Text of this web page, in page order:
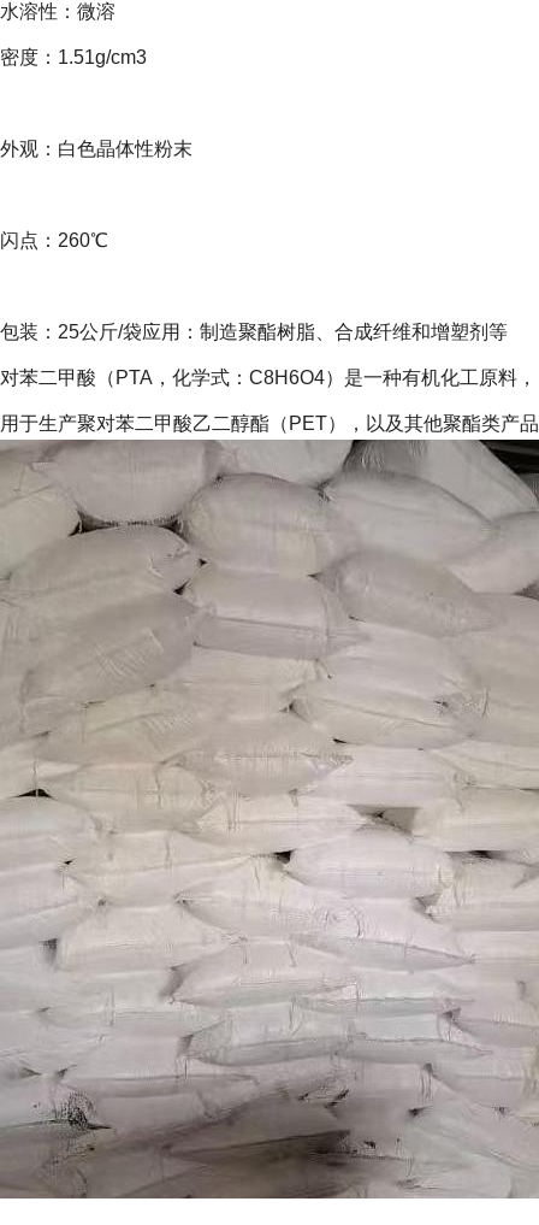
水溶性：微溶
密度：1.51g/cm3
外观：白色晶体性粉末
闪点：260℃
包装：25公斤/袋应用：制造聚酯树脂、合成纤维和增塑剂等
对苯二甲酸（PTA，化学式：C8H6O4）是一种有机化工原料，
用于生产聚对苯二甲酸乙二醇酯（PET），以及其他聚酯类产品